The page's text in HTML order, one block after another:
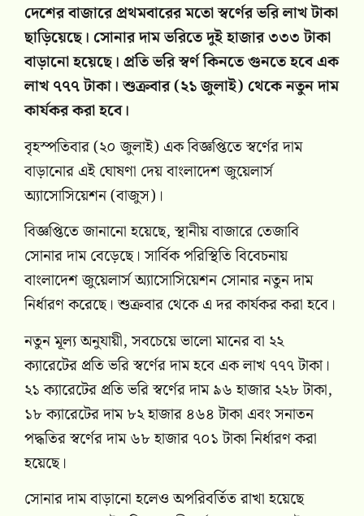
দেশের বাজারে প্রথমবারের মতো স্বর্ণের ভরি লাখ টাকা
ছাড়িয়েছে। সোনার দাম ভরিতে দুই হাজার ৩৩৩ টাকা
বাড়ানো হয়েছে। প্রতি ভরি স্বর্ণ কিনতে গুনতে হবে এক
লাখ ৭৭৭ টাকা। শুক্রবার (২১ জুলাই) থেকে নতুন দাম
কার্যকর করা হবে।
বৃহস্পতিবার (২০ জুলাই) এক বিজ্ঞপ্তিতে স্বর্ণের দা‌ম
বাড়ানোর এই ঘোষণা দেয় বাংলাদেশ জুয়েলার্স
অ্যাসোসিয়েশন (বাজুস)।
বিজ্ঞপ্তিতে জানানো হয়েছে, স্থানীয় বাজারে তেজাবি
সোনার দাম বেড়েছে। সার্বিক পরিস্থিতি বিবেচনায়
বাংলাদেশ জুয়েলার্স অ্যাসোসিয়েশন সোনার নতুন দাম
নির্ধারণ করেছে। শুক্রবার থেকে এ দর কার্যকর করা হবে।
নতুন মূল্য অনুযায়ী, সবচেয়ে ভালো মানের বা ২২
ক্যারেটের প্রতি ভরি স্বর্ণের দাম হবে এক লাখ ৭৭৭ টাকা।
২১ ক্যারেটের প্রতি ভরি স্বর্ণের দাম ৯৬ হাজার ২২৮ টাকা,
১৮ ক্যারেটের দাম ৮২ হাজার ৪৬৪ টাকা এবং সনাতন
পদ্ধতির স্বর্ণের দাম ৬৮ হাজার ৭০১ টাকা নির্ধারণ করা
হয়েছে।
সোনার দাম বাড়ানো হলেও অপরিবর্তিত রাখা হয়েছে